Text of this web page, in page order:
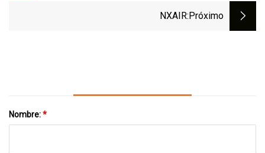
NXAIR:próximo
Nombre:*